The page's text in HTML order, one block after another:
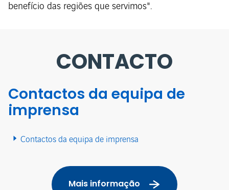
benefício das regiões que servimos".
CONTACTO
Contactos da equipa de
imprensa
Contactos da equipa de imprensa
Mais informação